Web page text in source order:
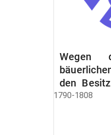
Wegen
den
1790-1808